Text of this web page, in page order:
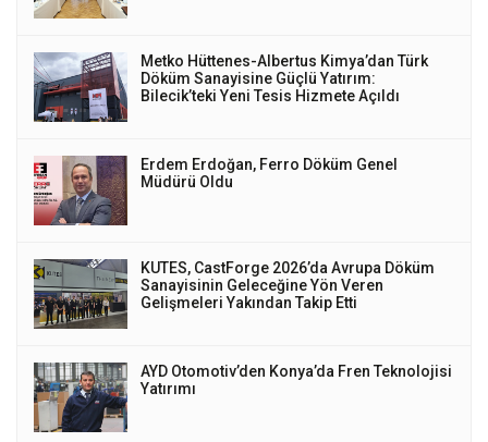
Metko Hüttenes-Albertus Kimya’dan Türk
Döküm Sanayisine Güçlü Yatırım:
Bilecik’teki Yeni Tesis Hizmete Açıldı
Erdem Erdoğan, Ferro Döküm Genel
Müdürü Oldu
KUTES, CastForge 2026’da Avrupa Döküm
Sanayisinin Geleceğine Yön Veren
Gelişmeleri Yakından Takip Etti
AYD Otomotiv’den Konya’da Fren Teknolojisi
Yatırımı